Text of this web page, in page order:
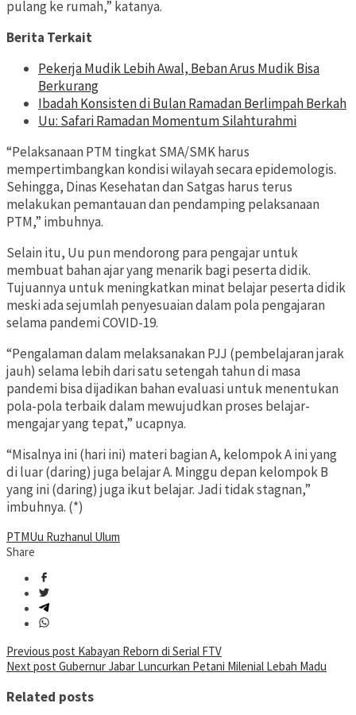
pulang ke rumah,” katanya.
Berita Terkait
Pekerja Mudik Lebih Awal, Beban Arus Mudik Bisa
Berkurang
Ibadah Konsisten di Bulan Ramadan Berlimpah Berkah
Uu: Safari Ramadan Momentum Silahturahmi
“Pelaksanaan PTM tingkat SMA/SMK harus
mempertimbangkan kondisi wilayah secara epidemologis.
Sehingga, Dinas Kesehatan dan Satgas harus terus
melakukan pemantauan dan pendamping pelaksanaan
PTM,” imbuhnya.
Selain itu, Uu pun mendorong para pengajar untuk
membuat bahan ajar yang menarik bagi peserta didik.
Tujuannya untuk meningkatkan minat belajar peserta didik
meski ada sejumlah penyesuaian dalam pola pengajaran
selama pandemi COVID-19.
“Pengalaman dalam melaksanakan PJJ (pembelajaran jarak
jauh) selama lebih dari satu setengah tahun di masa
pandemi bisa dijadikan bahan evaluasi untuk menentukan
pola-pola terbaik dalam mewujudkan proses belajar-
mengajar yang tepat,” ucapnya.
“Misalnya ini (hari ini) materi bagian A, kelompok A ini yang
di luar (daring) juga belajar A. Minggu depan kelompok B
yang ini (daring) juga ikut belajar. Jadi tidak stagnan,”
imbuhnya. (*)
PTMUu Ruzhanul Ulum
Share
Post
navigation
Previous post Kabayan Reborn di Serial FTV
Next post Gubernur Jabar Luncurkan Petani Milenial Lebah Madu
Related posts